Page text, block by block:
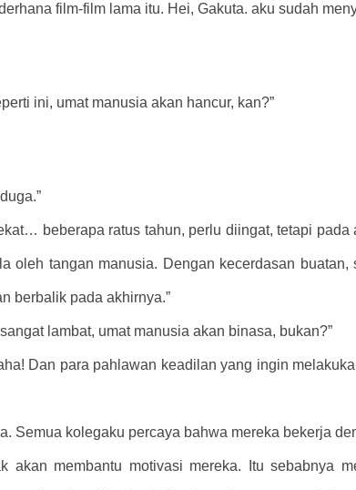
film-film lama itu. Hei, Gakuta. aku sudah
ini, umat manusia akan hancur, kan?”
beberapa ratus tahun, perlu diingat, tetapi
oleh tangan manusia. Dengan kecerdasan
berbalik pada akhirnya.”
lambat, umat manusia akan binasa, bukan?”
Dan para pahlawan keadilan yang ingin
Semua kolegaku percaya bahwa mereka bekerja
akan membantu motivasi mereka. Itu sebabnya